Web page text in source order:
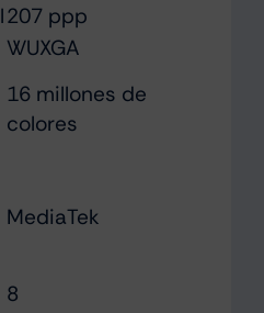
207 ppp
WUXGA
16 millones de
colores
MediaTek
8